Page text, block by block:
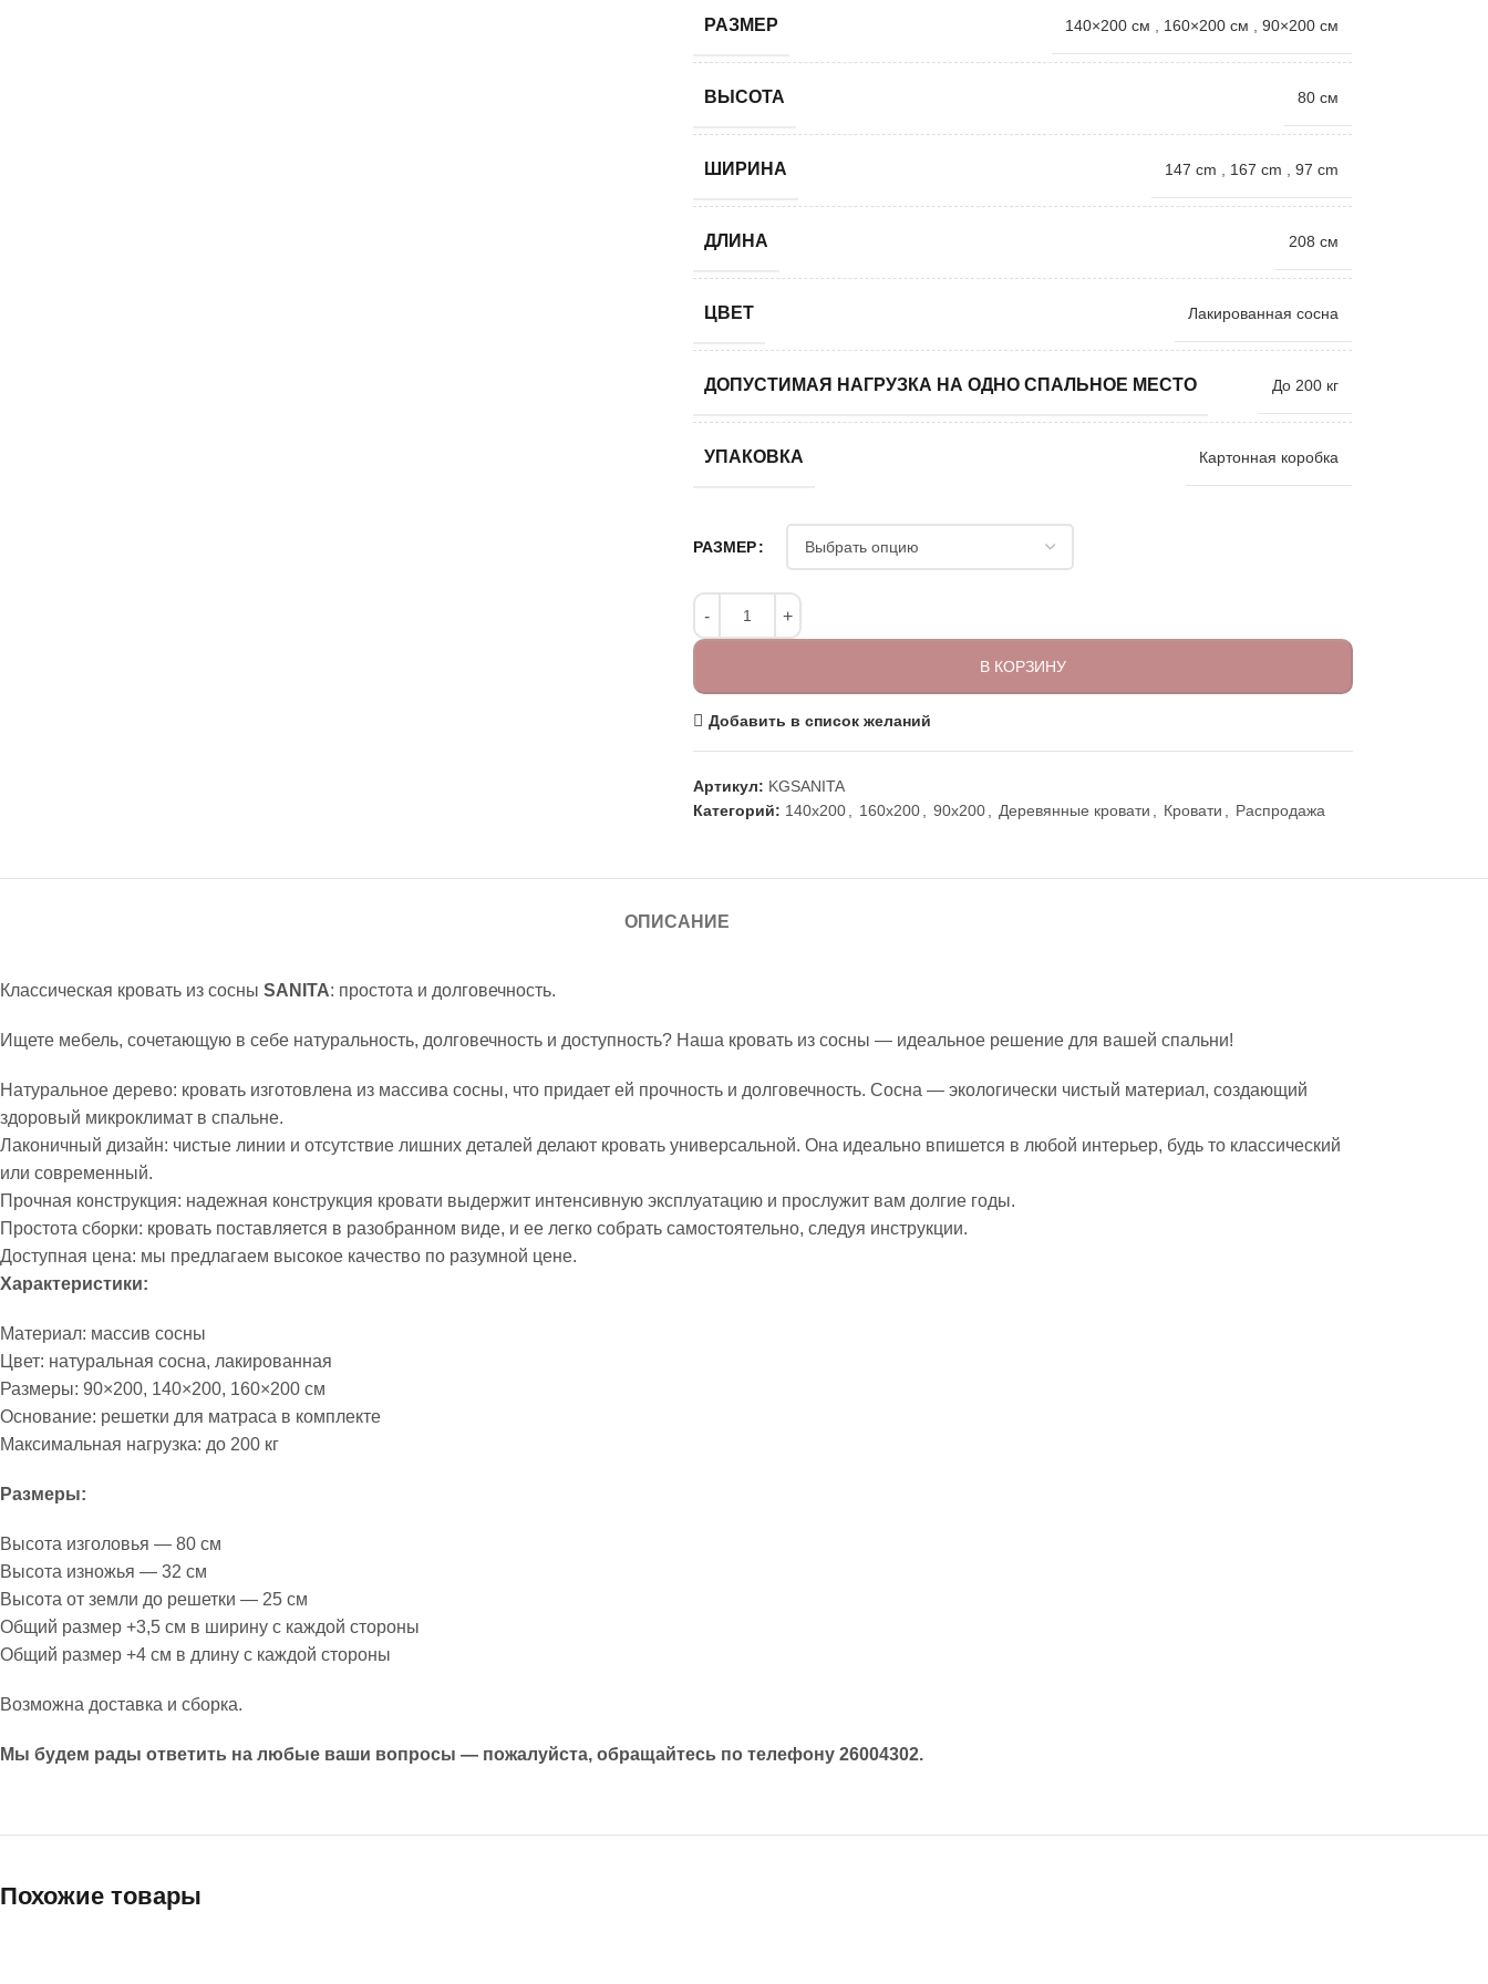
РАЗМЕР 140×200 см 160×200 см 90×200 см
ВЫСОТА 80 см
ШИРИНА 147 cm 167 cm 97 cm
ДЛИНА 208 см
ЦВЕТ Лакированная сосна
ДОПУСТИМАЯ НАГРУЗКА НА ОДНО СПАЛЬНОЕ МЕСТО До 200 кг
УПАКОВКА Картонная коробка
РАЗМЕР
В КОРЗИНУ
Добавить в список желаний
Артикул: KGSANITA
Категорий: 140x200 160x200 90x200 Деревянные кровати Кровати Распродажа
ОПИСАНИЕ
Классическая кровать из сосны SANITA: простота и долговечность.
Ищете мебель, сочетающую в себе натуральность, долговечность и доступность? Наша кровать из сосны — идеальное решение для вашей спальни!
Натуральное дерево: кровать изготовлена из массива сосны, что придает ей прочность и долговечность. Сосна — экологически чистый материал, создающий
здоровый микроклимат в спальне.
Лаконичный дизайн: чистые линии и отсутствие лишних деталей делают кровать универсальной. Она идеально впишется в любой интерьер, будь то классический
или современный.
Прочная конструкция: надежная конструкция кровати выдержит интенсивную эксплуатацию и прослужит вам долгие годы.
Простота сборки: кровать поставляется в разобранном виде, и ее легко собрать самостоятельно, следуя инструкции.
Доступная цена: мы предлагаем высокое качество по разумной цене.
Характеристики:
Материал: массив сосны
Цвет: натуральная сосна, лакированная
Размеры: 90×200, 140×200, 160×200 см
Основание: решетки для матраса в комплекте
Максимальная нагрузка: до 200 кг
Размеры:
Высота изголовья — 80 см
Высота изножья — 32 см
Высота от земли до решетки — 25 см
Общий размер +3,5 см в ширину с каждой стороны
Общий размер +4 см в длину с каждой стороны
Возможна доставка и сборка.
Мы будем рады ответить на любые ваши вопросы — пожалуйста, обращайтесь по телефону 26004302.
Похожие товары